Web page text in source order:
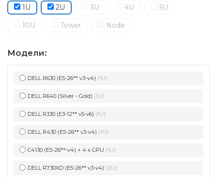
1U 2U 3U 4U 5U
10U Tower Node
Модели:
DELL R630 (E5-26** v3-v4) (1U)
DELL R640 (Silver - Gold) (1U)
DELL R330 (E3-12** v5-v6) (1U)
DELL R430 (E5-26** v3-v4) (1U)
C4130 (E5-26**-v4) + 4 x GPU (1U)
DELL R730XD (E5-26** v3-v4) (2U)